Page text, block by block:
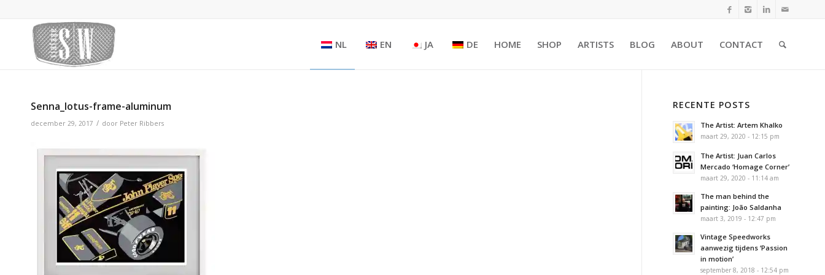
NL EN JA DE HOME SHOP ARTISTS BLOG ABOUT CONTACT
Senna_lotus-frame-aluminum
december 29, 2017 / door Peter Ribbers
RECENTE POSTS
The Artist: Artem Khalko
maart 29, 2020 - 12:15 pm
The Artist: Juan Carlos
Mercado ‘Homage Corner’
maart 29, 2020 - 11:14 am
The man behind the
painting: João Saldanha
maart 3, 2019 - 12:47 pm
Vintage Speedworks
aanwezig tijdens ‘Passion
in motion’
september 8, 2018 - 12:54 pm